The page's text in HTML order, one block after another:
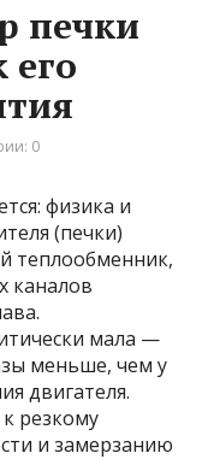
печки
его
0
физика и
(печки)
теплообменник,
каналов
мала —
меньше, чем у
двигателя.
резкому
и замерзанию